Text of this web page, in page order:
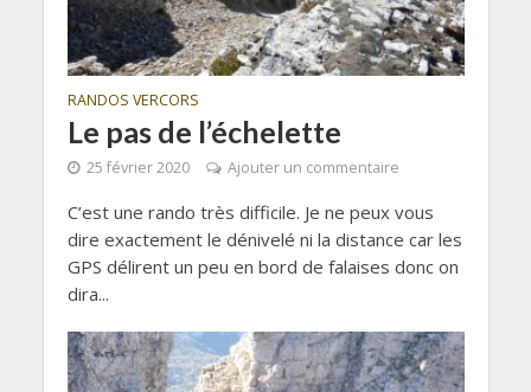
RANDOS VERCORS
Le pas de l’échelette
25 février 2020 Ajouter un commentaire
C’est une rando très difficile. Je ne peux vous
dire exactement le dénivelé ni la distance car les
GPS délirent un peu en bord de falaises donc on
dira...